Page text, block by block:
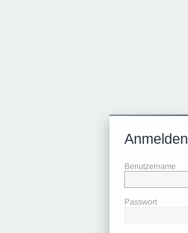
Anmelden
Benutzername
Passwort